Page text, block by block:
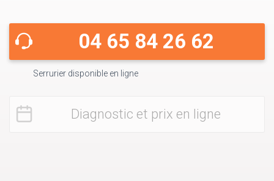
04 65 84 26 62
Serrurier disponible en ligne
Diagnostic et prix en ligne